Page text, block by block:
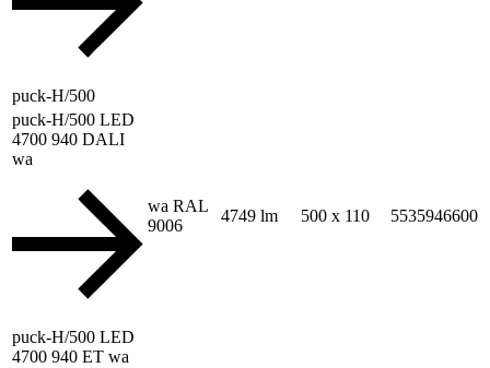
puck-H/500
puck-H/500 LED
4700 940 DALI
wa
wa RAL
9006
4749 lm 500 x 110 5535946600
puck-H/500 LED
4700 940 ET wa